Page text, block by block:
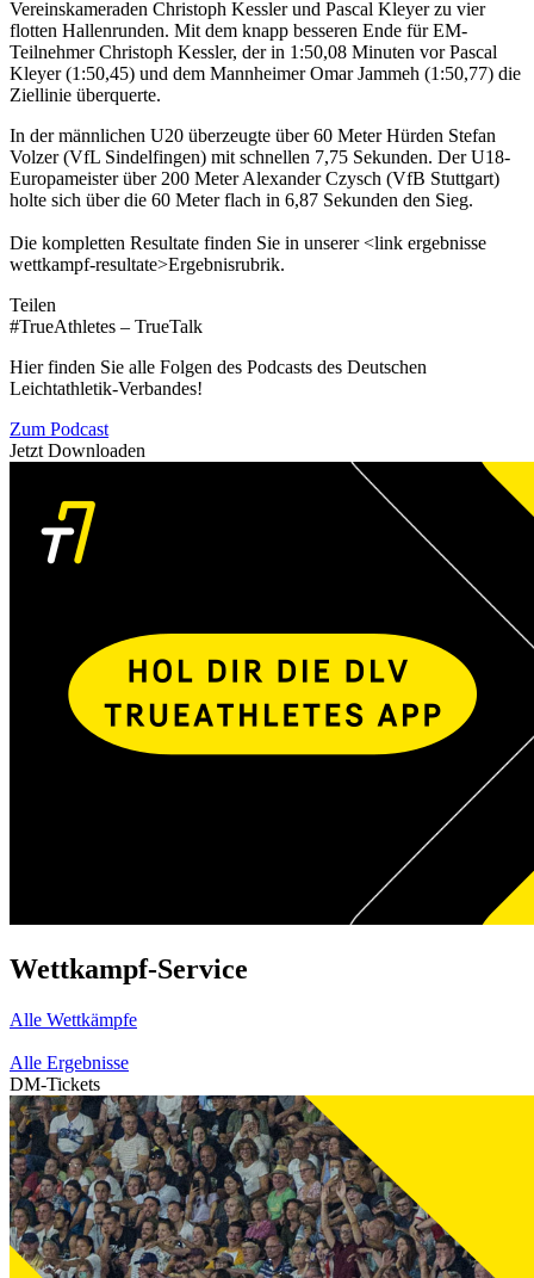
Vereinskameraden Christoph Kessler und Pascal Kleyer zu vier
flotten Hallenrunden. Mit dem knapp besseren Ende für EM-
Teilnehmer Christoph Kessler, der in 1:50,08 Minuten vor Pascal
Kleyer (1:50,45) und dem Mannheimer Omar Jammeh (1:50,77) die
Ziellinie überquerte.
In der männlichen U20 überzeugte über 60 Meter Hürden Stefan
Volzer (VfL Sindelfingen) mit schnellen 7,75 Sekunden. Der U18-
Europameister über 200 Meter Alexander Czysch (VfB Stuttgart)
holte sich über die 60 Meter flach in 6,87 Sekunden den Sieg.
Die kompletten Resultate finden Sie in unserer <link ergebnisse
wettkampf-resultate>Ergebnisrubrik.
Teilen
#TrueAthletes – TrueTalk
Hier finden Sie alle Folgen des Podcasts des Deutschen
Leichtathletik-Verbandes!
Zum Podcast
Jetzt Downloaden
Wettkampf-Service
Alle Wettkämpfe
Alle Ergebnisse
DM-Tickets